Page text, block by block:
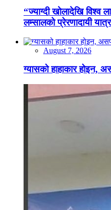
“ज्याग्दी खोलादेखि विश्व
लम्सालको प्रेरणादायी
August 7, 2026
ग्यासको हाहाकार होइन,